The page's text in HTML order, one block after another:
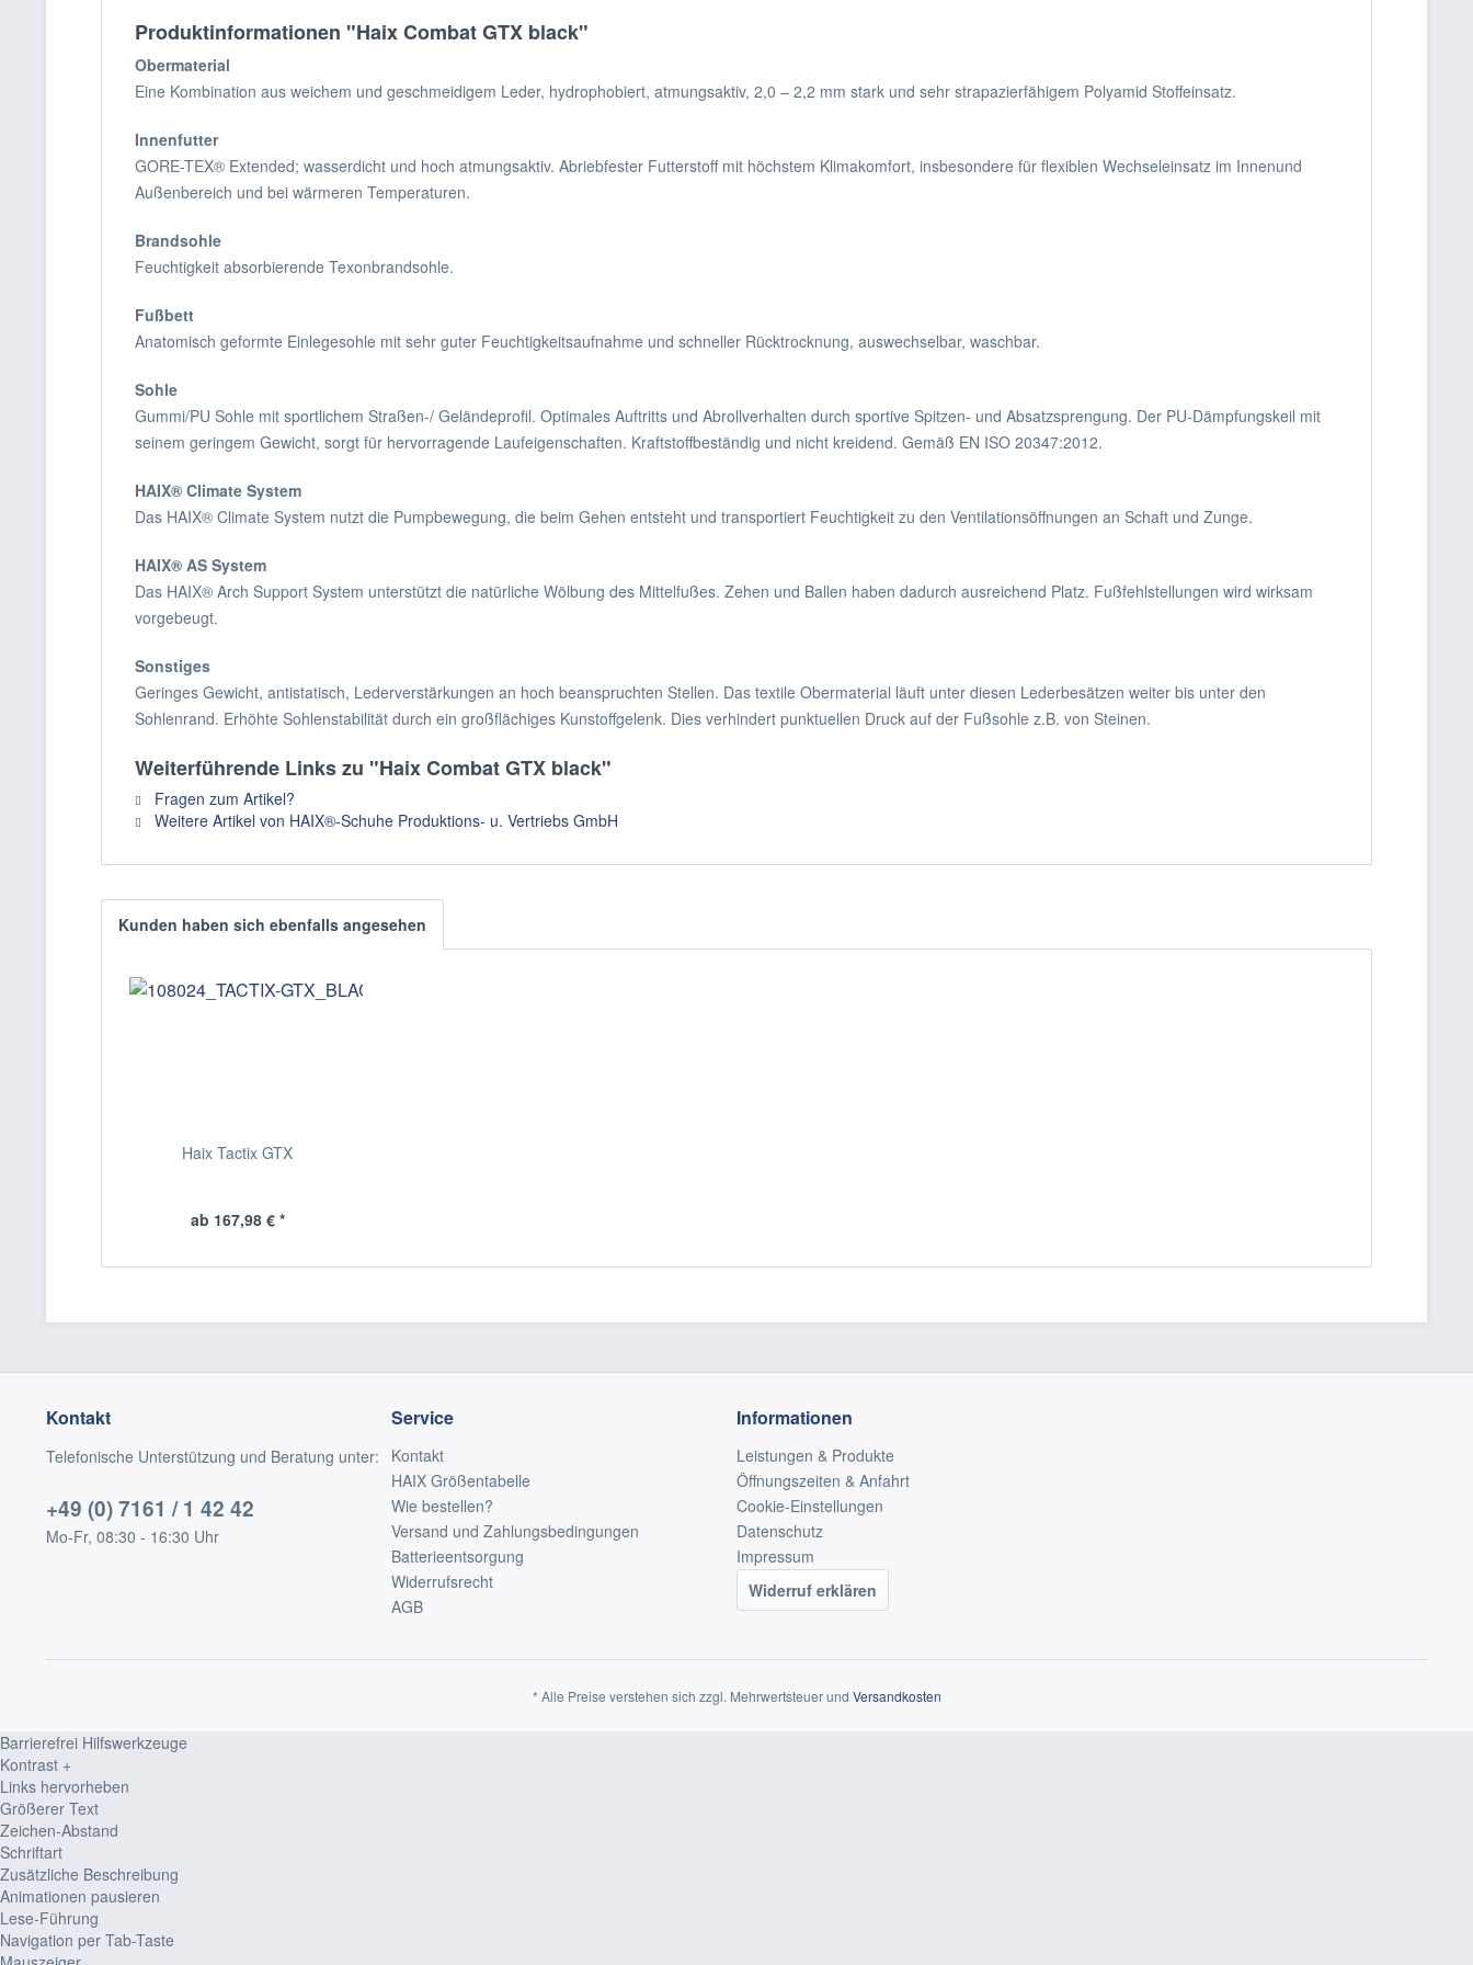
Produktinformationen "Haix Combat GTX black"
Obermaterial
Eine Kombination aus weichem und geschmeidigem Leder, hydrophobiert, atmungsaktiv, 2,0 – 2,2 mm stark und sehr strapazierfähigem Polyamid Stoffeinsatz.
Innenfutter
GORE-TEX® Extended; wasserdicht und hoch atmungsaktiv. Abriebfester Futterstoff mit höchstem Klimakomfort, insbesondere für flexiblen Wechseleinsatz im Innenund
Außenbereich und bei wärmeren Temperaturen.
Brandsohle
Feuchtigkeit absorbierende Texonbrandsohle.
Fußbett
Anatomisch geformte Einlegesohle mit sehr guter Feuchtigkeitsaufnahme und schneller Rücktrocknung, auswechselbar, waschbar.
Sohle
Gummi/PU Sohle mit sportlichem Straßen-/ Geländeprofil. Optimales Auftritts und Abrollverhalten durch sportive Spitzen- und Absatzsprengung. Der PU-Dämpfungskeil mit
seinem geringem Gewicht, sorgt für hervorragende Laufeigenschaften. Kraftstoffbeständig und nicht kreidend. Gemäß EN ISO 20347:2012.
HAIX® Climate System
Das HAIX® Climate System nutzt die Pumpbewegung, die beim Gehen entsteht und transportiert Feuchtigkeit zu den Ventilationsöffnungen an Schaft und Zunge.
HAIX® AS System
Das HAIX® Arch Support System unterstützt die natürliche Wölbung des Mittelfußes. Zehen und Ballen haben dadurch ausreichend Platz. Fußfehlstellungen wird wirksam
vorgebeugt.
Sonstiges
Geringes Gewicht, antistatisch, Lederverstärkungen an hoch beanspruchten Stellen. Das textile Obermaterial läuft unter diesen Lederbesätzen weiter bis unter den
Sohlenrand. Erhöhte Sohlenstabilität durch ein großflächiges Kunstoffgelenk. Dies verhindert punktuellen Druck auf der Fußsohle z.B. von Steinen.
Weiterführende Links zu "Haix Combat GTX black"
Fragen zum Artikel?
Weitere Artikel von HAIX®-Schuhe Produktions- u. Vertriebs GmbH
Kunden haben sich ebenfalls angesehen
Haix Tactix GTX
ab 167,98 € *
Kontakt
Telefonische Unterstützung und Beratung unter:
+49 (0) 7161 / 1 42 42
Mo-Fr, 08:30 - 16:30 Uhr
Service
Kontakt
HAIX Größentabelle
Wie bestellen?
Versand und Zahlungsbedingungen
Batterieentsorgung
Widerrufsrecht
AGB
Informationen
Leistungen & Produkte
Öffnungszeiten & Anfahrt
Cookie-Einstellungen
Datenschutz
Impressum
Widerruf erklären
* Alle Preise verstehen sich zzgl. Mehrwertsteuer und Versandkosten
Barrierefrei Hilfswerkzeuge
Kontrast +
Links hervorheben
Größerer Text
Zeichen-Abstand
Schriftart
Zusätzliche Beschreibung
Animationen pausieren
Lese-Führung
Navigation per Tab-Taste